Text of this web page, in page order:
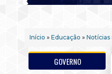
Início » Educação » Notícias
GOVERNO